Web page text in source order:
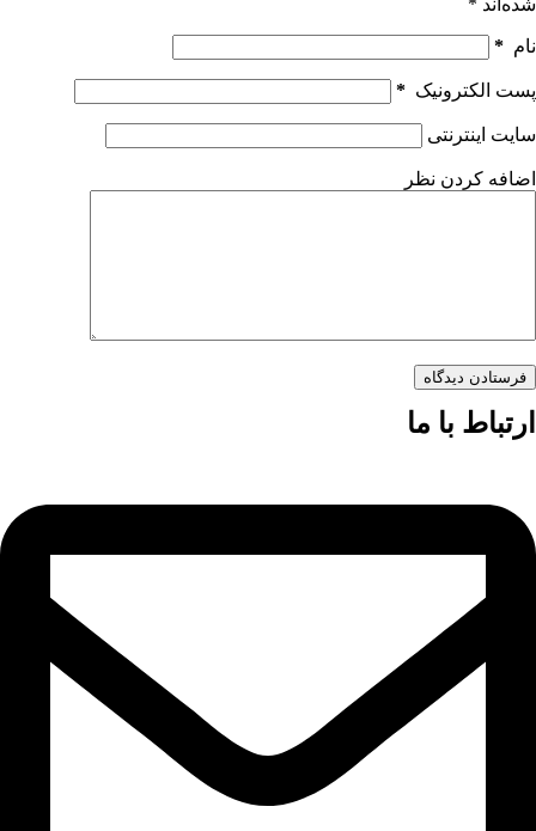
نام *
پست الکترونیک *
سایت اینترنتی
اضافه کردن نظر
فرستادن دیدگاه
ارتباط با ما